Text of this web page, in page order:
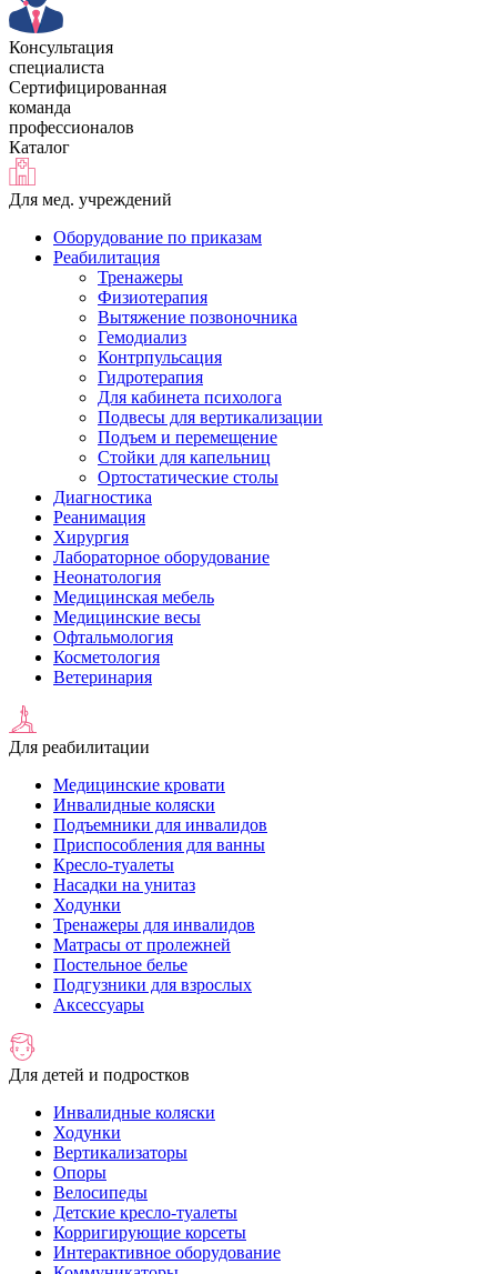
Консультация
специалиста
Сертифицированная
команда
профессионалов
Каталог
Для мед. учреждений
Оборудование по приказам
Реабилитация
Тренажеры
Физиотерапия
Вытяжение позвоночника
Гемодиализ
Контрпульсация
Гидротерапия
Для кабинета психолога
Подвесы для вертикализации
Подъем и перемещение
Стойки для капельниц
Ортостатические столы
Диагностика
Реанимация
Хирургия
Лабораторное оборудование
Неонатология
Медицинская мебель
Медицинские весы
Офтальмология
Косметология
Ветеринария
Для реабилитации
Медицинские кровати
Инвалидные коляски
Подъемники для инвалидов
Приспособления для ванны
Кресло-туалеты
Насадки на унитаз
Ходунки
Тренажеры для инвалидов
Матрасы от пролежней
Постельное белье
Подгузники для взрослых
Аксессуары
Для детей и подростков
Инвалидные коляски
Ходунки
Вертикализаторы
Опоры
Велосипеды
Детские кресло-туалеты
Корригирующие корсеты
Интерактивное оборудование